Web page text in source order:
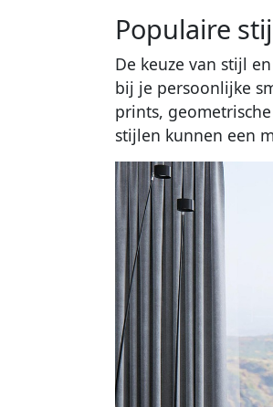
Populaire
De keuze van stijl
bij je persoonlijke
prints,
stijlen kunnen een